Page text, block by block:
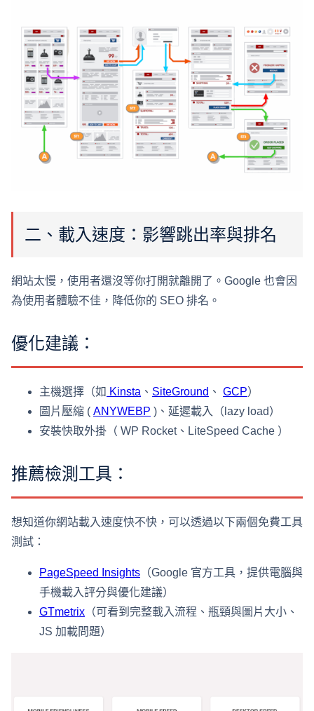
二、載入速度：影響跳出率與排名
網站太慢，使用者還沒等你打開就離開了。Google 也會因
為使用者體驗不佳，降低你的 SEO 排名。
優化建議：
主機選擇（如 Kinsta 、 SiteGround 、 GCP）
圖片壓縮 ( ANYWEBP )、延遲載入（lazy load）
安裝快取外掛（ WP Rocket、LiteSpeed Cache ）
推薦檢測工具：
想知道你網站載入速度快不快，可以透過以下兩個免費工具
測試：
PageSpeed Insights （Google 官方工具，提供電腦與
手機載入評分與優化建議）
GTmetrix （可看到完整載入流程、瓶頸與圖片大小、
JS 加載問題）